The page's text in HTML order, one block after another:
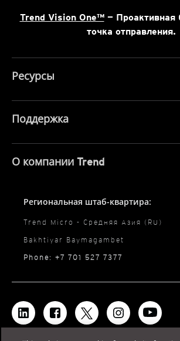
Trend Vision One™— Проактивная
точка отправления.
Ресурсы
Поддержка
О компании Trend
Региональная штаб-квартира:
Trend Micro - Средняя Азия (RU)
Bakhtiyar Baymagambet
Phone: +7 701 527 7377